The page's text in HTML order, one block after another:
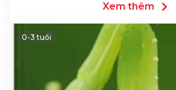
Xem thêm
0-3 tuổi